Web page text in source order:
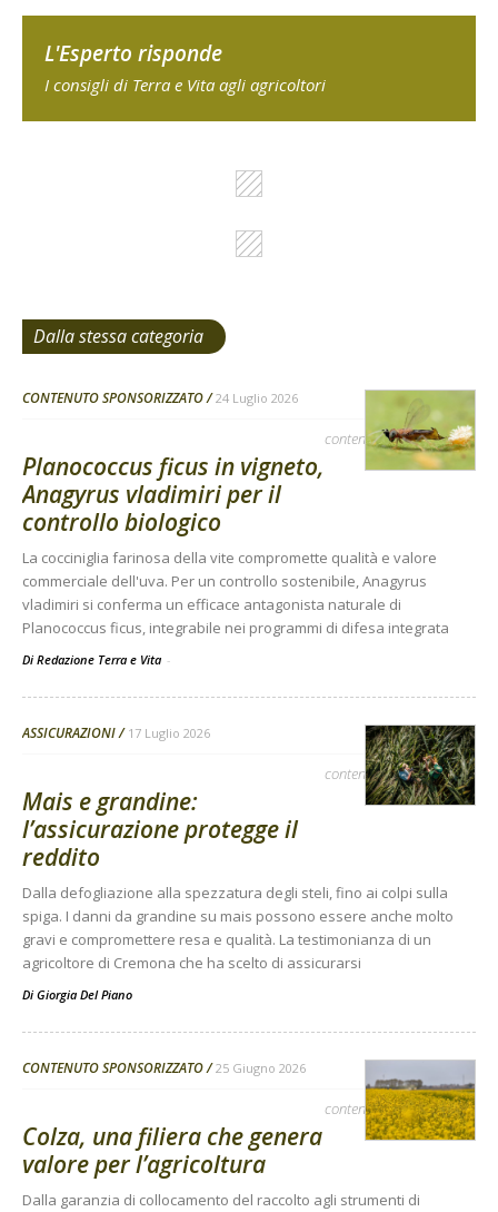
L'Esperto risponde
I consigli di Terra e Vita agli agricoltori
Dalla stessa categoria
CONTENUTO SPONSORIZZATO 24 Luglio 2026
contenuto sponsorizzato
Planococcus ficus in vigneto,
Anagyrus vladimiri per il
controllo biologico
La cocciniglia farinosa della vite compromette qualità e valore
commerciale dell'uva. Per un controllo sostenibile, Anagyrus
vladimiri si conferma un efficace antagonista naturale di
Planococcus ficus, integrabile nei programmi di difesa integrata
Di Redazione Terra e Vita -
ASSICURAZIONI 17 Luglio 2026
contenuto sponsorizzato
Mais e grandine:
l’assicurazione protegge il
reddito
Dalla defogliazione alla spezzatura degli steli, fino ai colpi sulla
spiga. I danni da grandine su mais possono essere anche molto
gravi e compromettere resa e qualità. La testimonianza di un
agricoltore di Cremona che ha scelto di assicurarsi
Di Giorgia Del Piano
CONTENUTO SPONSORIZZATO 25 Giugno 2026
contenuto sponsorizzato
Colza, una filiera che genera
valore per l’agricoltura
Dalla garanzia di collocamento del raccolto agli strumenti di